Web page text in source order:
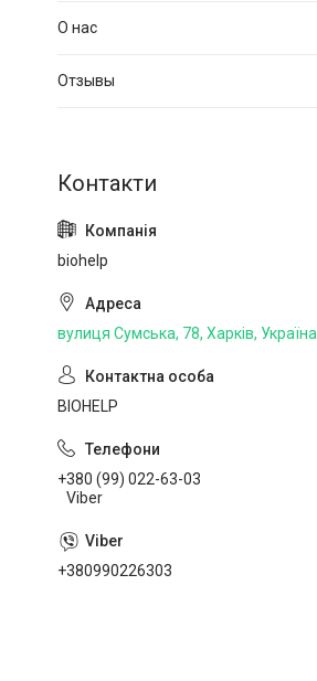
О нас
Отзывы
biohelp
вулиця Сумська, 78, Харків, Україна
BIOHELP
+380 (99) 022-63-03
Viber
+380990226303